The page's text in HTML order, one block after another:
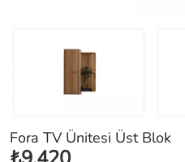
Fora TV Ünitesi Üst Blok